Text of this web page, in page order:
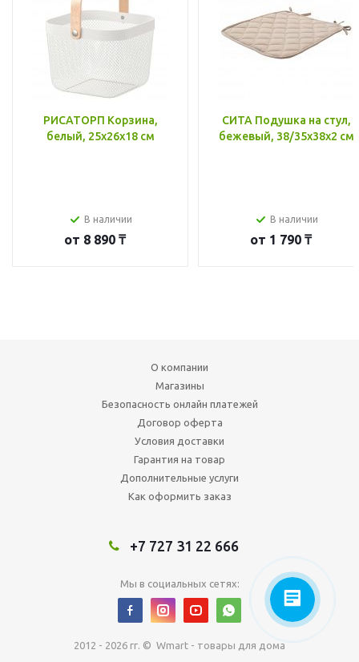
РИСАТОРП Корзина,
белый, 25x26x18 см
В наличии
от 8 890 ₸
СИТА Подушка на стул,
бежевый, 38/35x38x2 см
В наличии
от 1 790 ₸
О компании
Магазины
Безопасность онлайн платежей
Договор оферта
Условия доставки
Гарантия на товар
Дополнительные услуги
Как оформить заказ
+7 727 31 22 666
Мы в социальных сетях:
2012 - 2026 гг. © Wmart - товары для дома